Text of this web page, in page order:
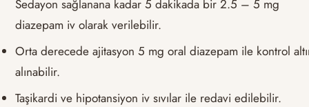
Sedayon sağlanana kadar 5 dakikada bir 2.5 – 5 mg
diazepam iv olarak verilebilir.
Orta derecede ajitasyon 5 mg oral diazepam ile kontrol
alınabilir.
Taşikardi ve hipotansiyon iv sıvılar ile redavi edilebilir.